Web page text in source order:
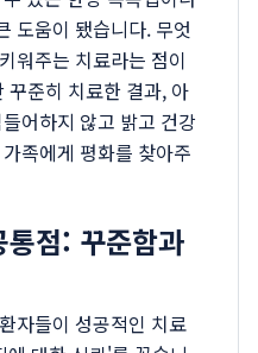
도움이 됐습니다. 무엇
워주는 치료라는 점이
꾸준히 치료한 결과, 아
어하지 않고 밝고 건강
족에게 평화를 찾아주
점: 꾸준함과
자들이 성공적인 치료